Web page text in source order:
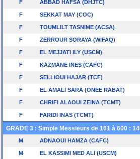
F ABBAD HAFSA (DHJTC)
F SEKKAT MAY (COC)
F TOUMLILT TASNIME (ACSA)
F ZERROUR SORAYA (WIFAQ)
F EL MEJJATI ILY (USCM)
F KAZMANE INES (CAFC)
F SELLIOUI HAJAR (TCF)
F EL AMALI SARA (ONEE RABAT)
F CHRIFI ALAOUI ZEINA (TCMT)
F FARIDI INAS (TCMT)
GRADE 3 : Simple Messieurs de 161 à 600 :
M ADNAOUI HAMZA (CAFC)
M EL KASSIMI MED ALI (USCM)